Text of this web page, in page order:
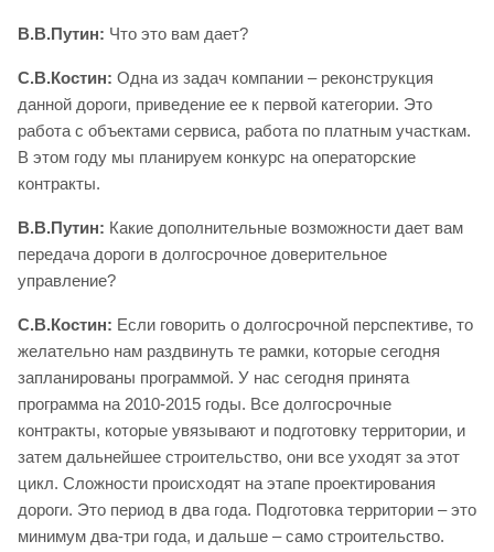
В.В.Путин: Что это вам дает?
С.В.Костин: Одна из задач компании – реконструкция
данной дороги, приведение ее к первой категории. Это
работа с объектами сервиса, работа по платным участкам.
В этом году мы планируем конкурс на операторские
контракты.
В.В.Путин: Какие дополнительные возможности дает вам
передача дороги в долгосрочное доверительное
управление?
С.В.Костин: Если говорить о долгосрочной перспективе, то
желательно нам раздвинуть те рамки, которые сегодня
запланированы программой. У нас сегодня принята
программа на 2010-2015 годы. Все долгосрочные
контракты, которые увязывают и подготовку территории, и
затем дальнейшее строительство, они все уходят за этот
цикл. Сложности происходят на этапе проектирования
дороги. Это период в два года. Подготовка территории – это
минимум два-три года, и дальше – само строительство.